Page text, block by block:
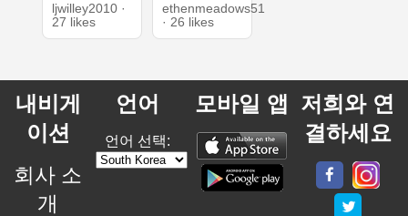
ljwilley2010 ·
27 likes
ethenmeadows51
· 26 likes
내비게
이션
회사 소
개
언어
언어 선택:
모바일 앱 저희와 연
결하세요